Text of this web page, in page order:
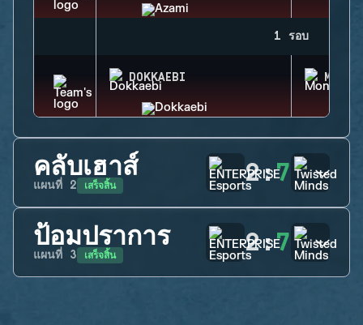
1 รอบ
DOKKAEBI
คลับเฮาส์
แผนที่ 2 เสร็จสิ้น 2:7
ป้อมปราการ
แผนที่ 3 เสร็จสิ้น 2:7